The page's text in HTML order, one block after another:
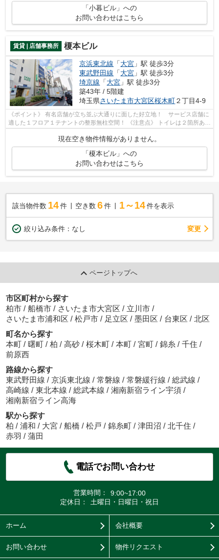
「小暮ビル」への
お問い合わせはこちら
賃貸 | 店舗事務所 榎本ビル
京浜東北線 「大宮 」駅 徒歩3分
東武野田線 「大宮 」駅 徒歩3分
埼京線 「大宮 」駅 徒歩3分
築43年 / 5階建
埼玉県さいたま市大宮区桜木町２丁目4-9
《ポイント》 有名店舗が立ち並ぶ大通りに面した好立地！ サービス店舗に
適した１フロア１テナントの整形無柱空間！ 《注意点》 トイレは２箇所あり
現在空き物件情報がありません。
「榎本ビル」への
お問い合わせはこちら
該当物件数 14件 空き数 6 件 1～14 件を表示
絞り込み条件： なし 変更
ページトップへ
市区町村から探す
柏市 / 船橋市 / さいたま市大宮区 / 立川市 /
さいたま市浦和区 / 松戸市 / 足立区 / 墨田区 / 台東区 / 北区
町名から探す
本町 / 曙町 / 柏 / 高砂 / 桜木町 / 本町 / 宮町 / 錦糸 / 千住 /
前原西
路線から探す
東武野田線 / 京浜東北線 / 常磐線 / 常磐緩行線 / 総武線 /
高崎線 / 東北本線 / 総武本線 / 湘南新宿ライン宇須 /
湘南新宿ライン高海
駅から探す
柏 / 浦和 / 大宮 / 船橋 / 松戸 / 錦糸町 / 津田沼 / 北千住 /
赤羽 / 蒲田
電話でお問い合わせ
営業時間：
9:00~17:00
定休日：
土曜日・日曜日・祝日
ホーム 会社概要
お問い合わせ 物件リクエスト